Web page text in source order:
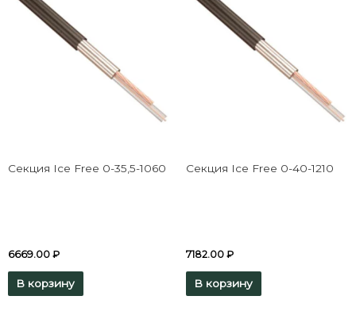
Секция Ice Free 0-35,5-1060
6669.00 ₽
В корзину
Секция Ice Free 0-40-1210
7182.00 ₽
В корзину